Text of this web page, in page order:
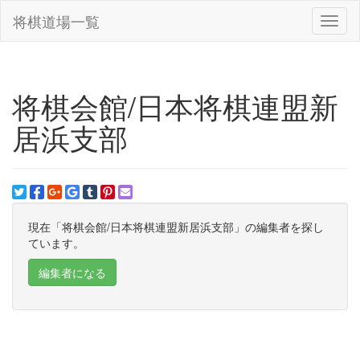
将棋道場一覧
将棋会館/日本将棋連盟新
居浜支部
現在「将棋会館/日本将棋連盟新居浜支部」の編集者を探し
ています。
編集者になる